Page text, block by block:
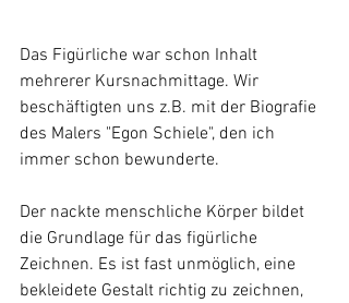
Das Figürliche war schon Inhalt
mehrerer Kursnachmittage. Wir
beschäftigten uns z.B. mit der Biografie
des Malers "Egon Schiele", den ich
immer schon bewunderte.
Der nackte menschliche Körper bildet
die Grundlage für das figürliche
Zeichnen. Es ist fast unmöglich, eine
bekleidete Gestalt richtig zu zeichnen,